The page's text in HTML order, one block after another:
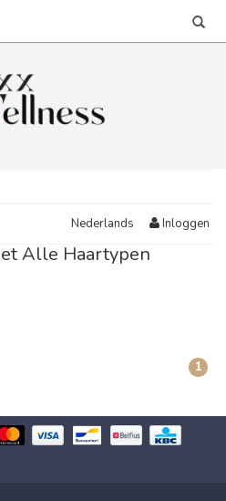
Nederlands Inloggen
Alle Haartypen
1